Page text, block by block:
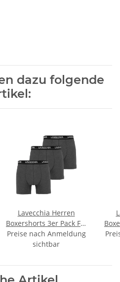
dazu folgende
Lavecchia Herren
Boxershorts 3er Pack FL-
1020 (Anthrazit, 6XL)
Preise nach Anmeldung
sichtbar